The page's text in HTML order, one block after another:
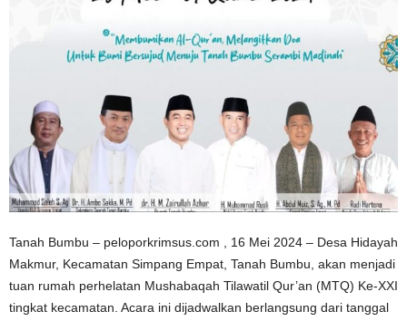
Tanah Bumbu – peloporkrimsus.com , 16 Mei 2024 – Desa Hidayah
Makmur, Kecamatan Simpang Empat, Tanah Bumbu, akan menjadi
tuan rumah perhelatan Mushabaqah Tilawatil Qur’an (MTQ) Ke-XXI
tingkat kecamatan. Acara ini dijadwalkan berlangsung dari tanggal